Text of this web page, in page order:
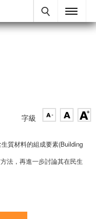
字級
質材料的組成要素(Building
法，再進一步討論其在民生